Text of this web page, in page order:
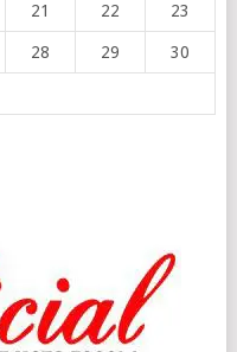
21 22 23
28 29 30